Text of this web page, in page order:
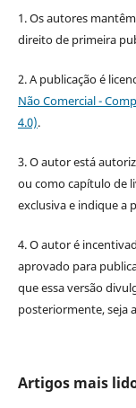
1. Os autores
direito de primeira
2. A publicação é
Não Comercial -
4.0).
3. O autor está
ou como capítulo de
exclusiva e indique a
4. O autor é
aprovado para
que essa versão
posteriormente, seja
Artigos mais